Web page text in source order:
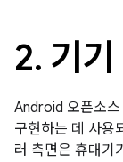
2. 기
Android 오픈소
구현하는 데 사용
러 측면은 휴대기